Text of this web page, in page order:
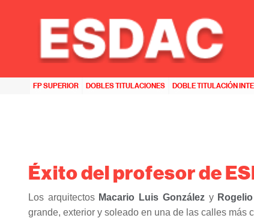
FP SUPERIOR DOBLES TITULACIONES DOBLE TITULACIÓN
Éxito del profesor de
Los arquitectos Macario Luis Gonzálezy
grande, exterior y soleado en una de las calles más